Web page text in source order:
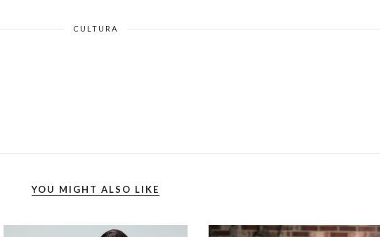
CULTURA
YOU MIGHT ALSO LIKE